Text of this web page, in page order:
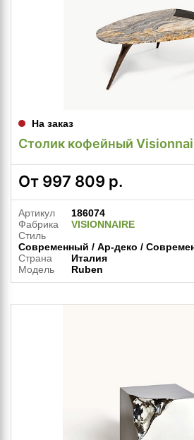
На заказ
Столик кофейный
От 997 809 р.
Артикул
186074
Фабрика
VISIONNAIRE
Стиль
Современный / Ар-деко /
Страна
Италия
Модель
Ruben